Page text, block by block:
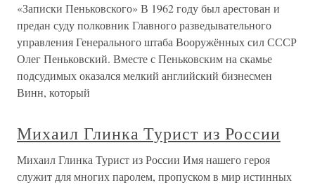
«Записки Пеньковского» В 1962 году был арестован и
предан суду полковник Главного разведывательного
управления Генерального штаба Вооружённых сил СССР
Олег Пеньковский. Вместе с Пеньковским на скамье
подсудимых оказался мелкий английский бизнесмен
Винн, который
Михаил Глинка Турист из России
Михаил Глинка Турист из России Имя нашего героя
служит для многих паролем, пропуском в мир истинных